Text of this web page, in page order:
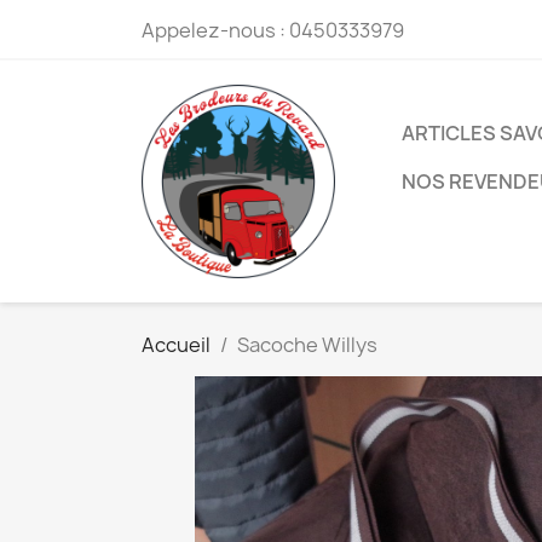
Appelez-nous : 0450333979
ARTICLES
NOS
Accueil Sacoche Willys